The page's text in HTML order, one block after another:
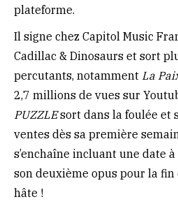
plateforme.
Il signe chez Capitol Music
Cadillac & Dinosaurs et sort
percutants, notamment La
2,7 millions de vues sur
PUZZLEsort dans la foulée et
ventes dès sa première
s’enchaîne incluant une date
son deuxième opus pour la fin
hâte !